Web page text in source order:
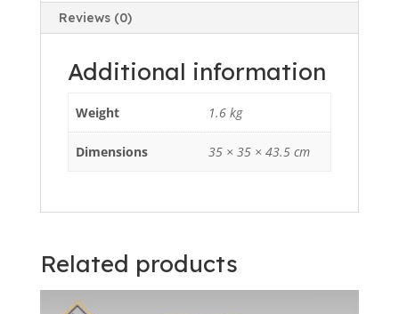
Reviews (0)
Additional information
Weight 1.6 kg
Dimensions 35 × 35 × 43.5 cm
Related products